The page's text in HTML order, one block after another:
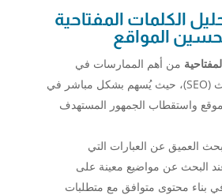
الكلمات المفتاحية
المواقع
من أهم الممارسات في
تحسين محركات البحث (SEO)، حيث يُسهم بشكل مباشر في
واستقطاب الجمهور المستهدف
العميق عن العبارات التي
البحث عن مواضيع معينة على
بناء محتوى متوافق مع متطلبات